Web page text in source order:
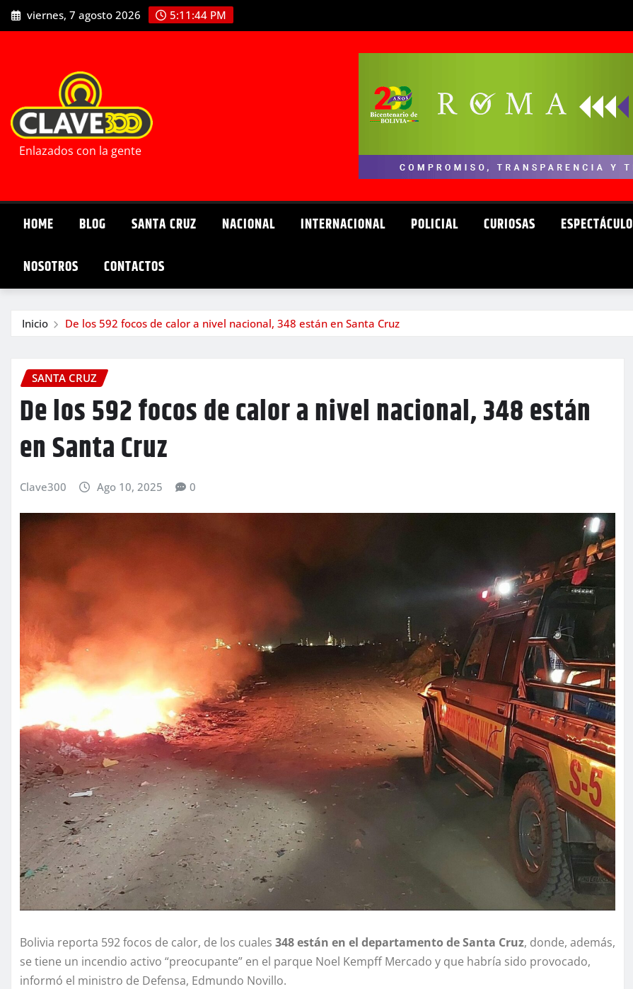
Saltar
al
viernes, 7 agosto 2026 5:11:45 PM
Enlazados con la gente
HOME BLOG SANTA CRUZ NACIONAL INTERNACIONAL POLICIAL CURIOSAS ESPECTÁCULO
NOSOTROS CONTACTOS
Inicio De los 592 focos de calor a nivel nacional, 348 están en Santa Cruz
SANTA CRUZ
De los 592 focos de calor a nivel nacional, 348 están
en Santa Cruz
Clave300 Ago 10, 2025 0
Bolivia reporta 592 focos de calor, de los cuales 348 están en el departamento de Santa Cruz, donde, además,
se tiene un incendio activo “preocupante” en el parque Noel Kempff Mercado y que habría sido provocado,
informó el ministro de Defensa, Edmundo Novillo.